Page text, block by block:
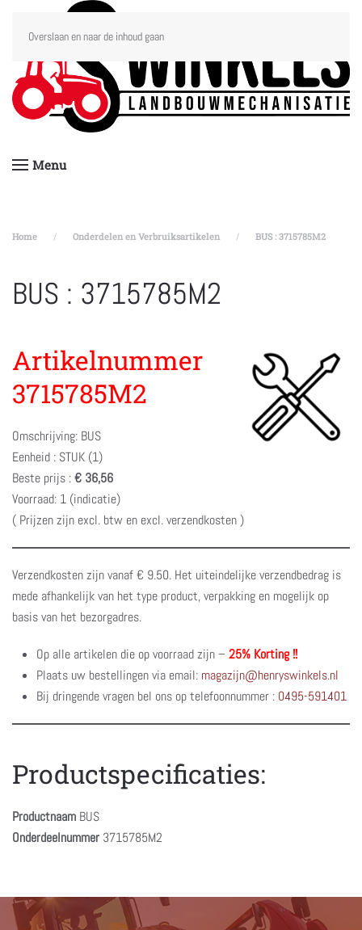
Overslaan en naar de inhoud gaan
Menu
Home Onderdelen en Verbruiksartikelen BUS : 3715785M2
BUS : 3715785M2
Artikelnummer
3715785M2
Omschrijving: BUS
Eenheid : STUK (1)
Beste prijs :€ 36,56
Voorraad: 1 (indicatie)
( Prijzen zijn excl. btw en excl. verzendkosten )
Verzendkosten zijn vanaf € 9.50. Het uiteindelijke verzendbedrag is
mede afhankelijk van het type product, verpakking en mogelijk op
basis van het bezorgadres.
Op alle artikelen die op voorraad zijn – 25% Korting !!
Plaats uw bestellingen via email: magazijn@henryswinkels.nl
Bij dringende vragen bel ons op telefoonnummer : 0495-591401
Productspecificaties:
Productnaam BUS
Onderdeelnummer 3715785M2